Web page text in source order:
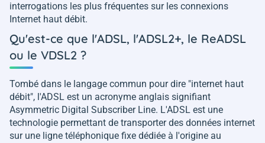
interrogations les plus fréquentes sur les connexions
Internet haut débit.
Qu'est-ce que l'ADSL, l'ADSL2+, le ReADSL
ou le VDSL2 ?
Tombé dans le langage commun pour dire "internet haut
débit", l'ADSL est un acronyme anglais signifiant
Asymmetric Digital Subscriber Line. L'ADSL est une
technologie permettant de transporter des données internet
sur une ligne téléphonique fixe dédiée à l'origine au